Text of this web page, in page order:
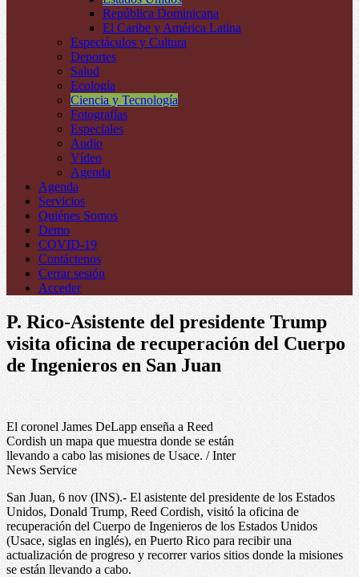
República Dominicana
El Caribe y América Latina
Espectáculos y Cultura
Deportes
Salud
Ecología
Ciencia y Tecnología
Fotografías
Especiales
Audio
Vídeo
Agenda
Agenda
Servicios
Quiénes Somos
Demo
COVID-19
Contáctenos
Cerrar sesión
Acceder
P. Rico-Asistente del presidente Trump
visita oficina de recuperación del Cuerpo
de Ingenieros en San Juan
El coronel James DeLapp enseña a Reed
Cordish un mapa que muestra donde se están
llevando a cabo las misiones de Usace. / Inter
News Service
San Juan, 6 nov (INS).- El asistente del presidente de los Estados
Unidos, Donald Trump, Reed Cordish, visitó la oficina de
recuperación del Cuerpo de Ingenieros de los Estados Unidos
(Usace, siglas en inglés), en Puerto Rico para recibir una
actualización de progreso y recorrer varios sitios donde la misiones
se están llevando a cabo.